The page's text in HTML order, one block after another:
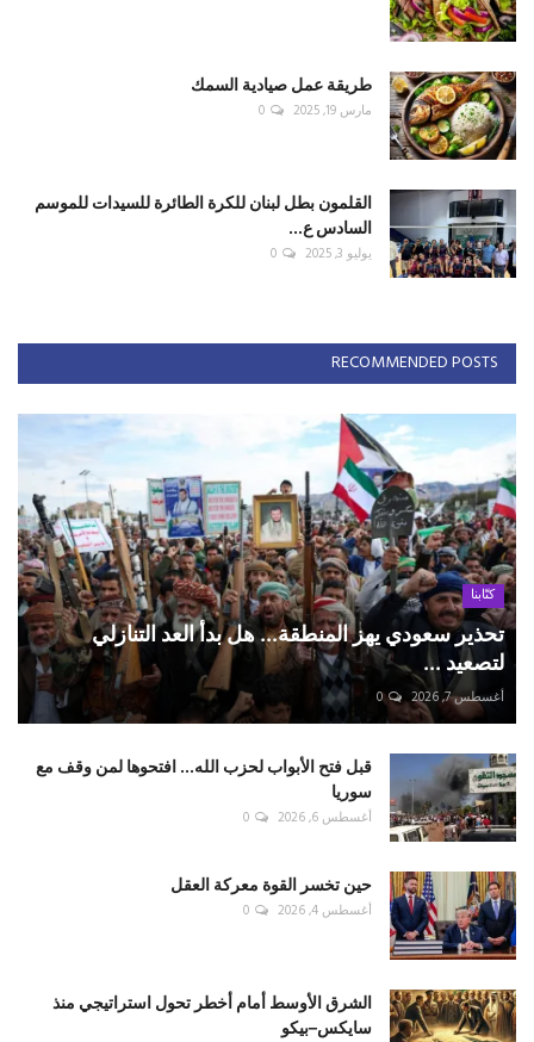
طريقة عمل صيادية السمك
مارس 19, 2025 0
القلمون بطل لبنان للكرة الطائرة للسيدات للموسم
السادس ع...
يوليو 3, 2025 0
RECOMMENDED POSTS
كتّابنا
تحذير سعودي يهز المنطقة... هل بدأ العد التنازلي
لتصعيد ...
أغسطس 7, 2026 0
قبل فتح الأبواب لحزب الله... افتحوها لمن وقف مع
سوريا
أغسطس 6, 2026 0
حين تخسر القوة معركة العقل
أغسطس 4, 2026 0
الشرق الأوسط أمام أخطر تحول استراتيجي منذ
سايكس–بيكو